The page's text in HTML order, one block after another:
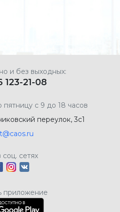
и без выходных:
123-21-08
с 9 до 18 часов
переулок, 3с1
сетях
приложение